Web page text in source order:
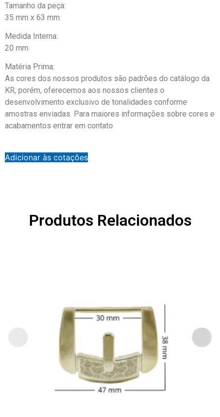
Tamanho da peça:
35 mm x 63 mm
Medida Interna:
20 mm
Matéria Prima:
As cores dos nossos produtos são padrões do catálogo da
KR, porém, oferecemos aos nossos clientes o
desenvolvimento exclusivo de tonalidades conforme
amostras enviadas. Para maiores informações sobre cores e
acabamentos entrar em contato
Adicionar às cotações
Produtos Relacionados